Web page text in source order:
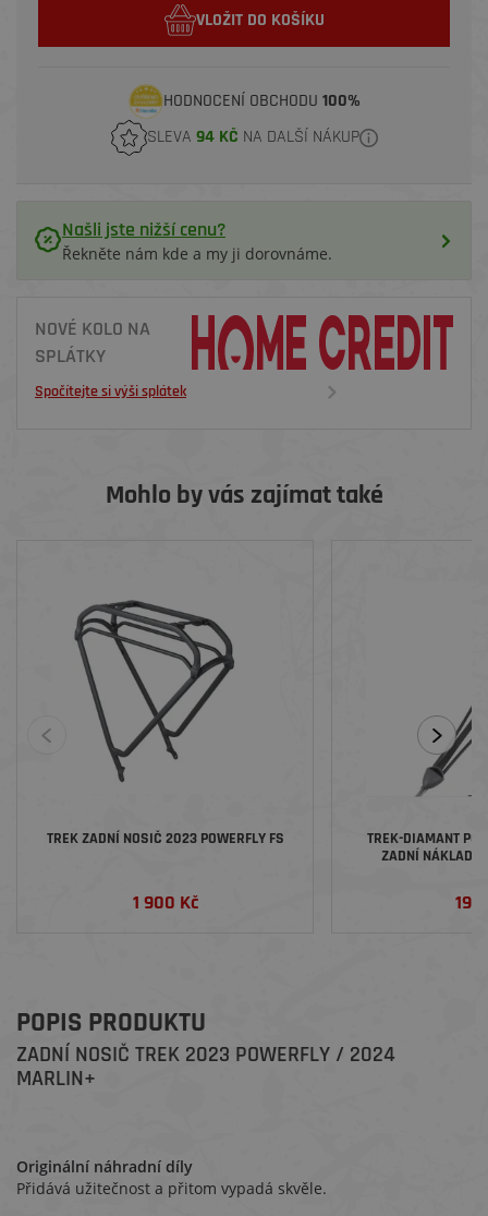
VLOŽIT DO KOŠÍKU
HODNOCENÍ OBCHODU 100%
SLEVA 94 KČ NA DALŠÍ NÁKUP
Našli jste nižší cenu?
Řekněte nám kde a my ji dorovnáme.
NOVÉ KOLO NA
SPLÁTKY
Spočítejte si výši splátek
Mohlo by vás zajímat také
TREK ZADNÍ NOSIČ 2023 POWERFLY FS
1 900 Kč
TREK-DIAMANT
ZADNÍ
190
POPIS PRODUKTU
ZADNÍ NOSIČ TREK 2023 POWERFLY / 2024
MARLIN+
Originální náhradní díly
Přidává užitečnost a přitom vypadá skvěle.